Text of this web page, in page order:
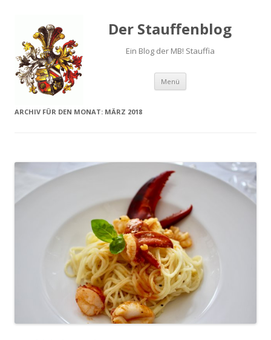
Der Stauffenblog
Ein Blog der MB! Stauffia
Menü
Springe zum Inhalt
ARCHIV FÜR DEN MONAT: MÄRZ 2018